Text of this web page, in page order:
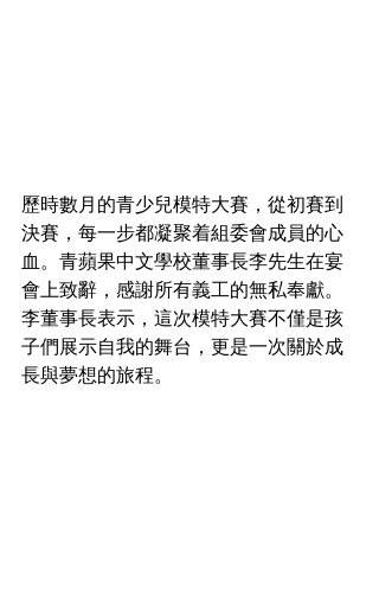
歷時數月的青少兒模特大賽，從初賽到
決賽，每一步都凝聚着組委會成員的心
血。青蘋果中文學校董事長李先生在宴
會上致辭，感謝所有義工的無私奉獻。
李董事長表示，這次模特大賽不僅是孩
子們展示自我的舞台，更是一次關於成
長與夢想的旅程。